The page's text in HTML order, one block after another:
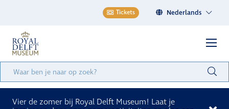
Tickets Nederlands
Vier de zomer bij Royal Delft Museum! Laat je